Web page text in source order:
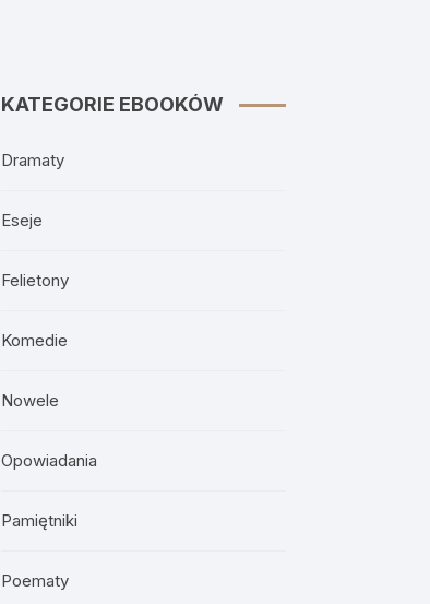
KATEGORIE EBOOKÓW
Dramaty
Eseje
Felietony
Komedie
Nowele
Opowiadania
Pamiętniki
Poematy